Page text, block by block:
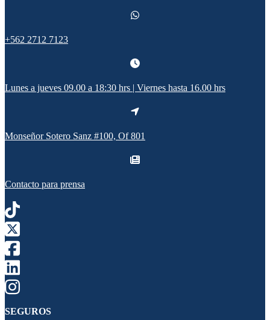
+562 2712 7123
Lunes a jueves 09.00 a 18:30 hrs | Viernes hasta 16.00 hrs
Monseñor Sotero Sanz #100, Of 801
Contacto para prensa
SEGUROS